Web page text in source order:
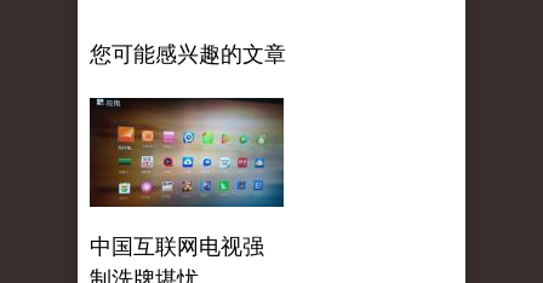
您可能感兴趣的文章
中国互联网电视强